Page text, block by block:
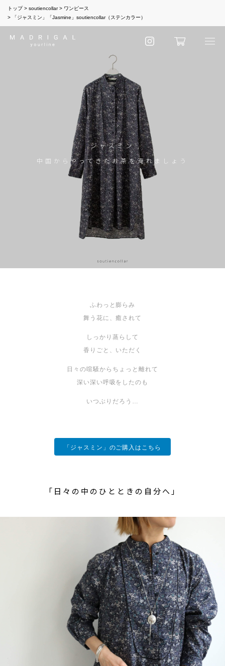
トップ soutiencollar
ワンピース
「ジャスミン」「Jasmine」soutiencollar（ステンカラー）
ジャスミン
中国からやってきたお茶を淹れましょう
ふわっと膨らみ
舞う花に、癒されて
しっかり蒸らして
香りごと、いただく
日々の喧騒からちょっと離れて
深い深い呼吸をしたのも
いつぶりだろう…
「ジャスミン」のご購入はこちら
「日々の中のひとときの自分へ」